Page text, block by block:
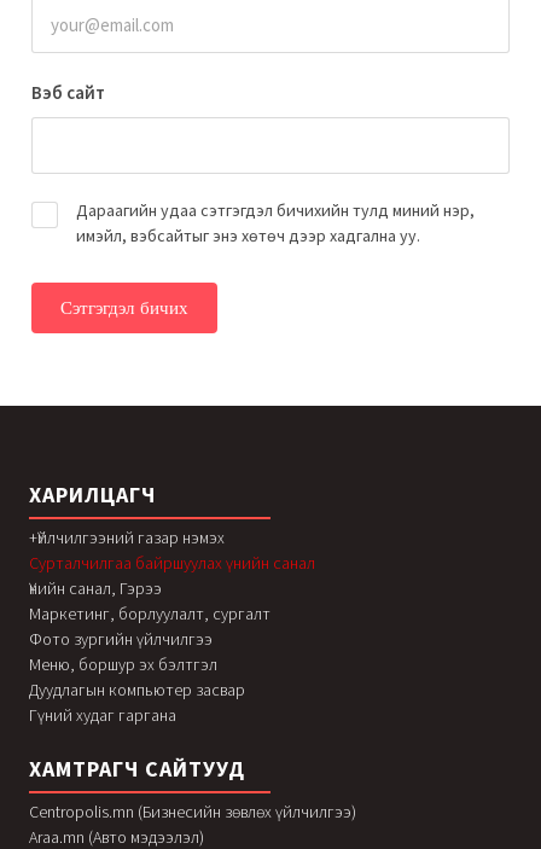
Вэб сайт
Дараагийн удаа сэтгэгдэл бичихийн тулд миний нэр,
имэйл, вэбсайтыг энэ хөтөч дээр хадгална уу.
ХАРИЛЦАГЧ
+Үйлчилгээний газар нэмэх
Сурталчилгаа байршуулах үнийн санал
Үнийн санал, Гэрээ
Маркетинг, борлуулалт, сургалт
Фото зургийн үйлчилгээ
Меню, боршур эх бэлтгэл
Дуудлагын компьютер засвар
Гүний худаг гаргана
ХАМТРАГЧ САЙТУУД
Centropolis.mn (Бизнесийн зөвлөх үйлчилгээ)
Araa.mn (Авто мэдээлэл)